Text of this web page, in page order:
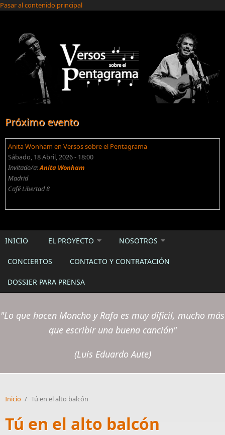
Pasar al contenido principal
Próximo evento
Anita Wonham en Versos sobre el Pentagrama
Sábado, 18 Abril, 2026 - 18:00
Invitado/a:Anita Wonham
Madrid
Café Libertad 8
INICIO EL PROYECTO NOSOTROS
CONCIERTOS CONTACTO Y CONTRATACIÓN
DOSSIER PARA PRENSA
"Lo que hacen Moncho y Rafa es muy díficil, mucho más
que escribir una buena canción"
(Luis Eduardo Aute)
Inicio / Tú en el alto balcón
Tú en el alto balcón